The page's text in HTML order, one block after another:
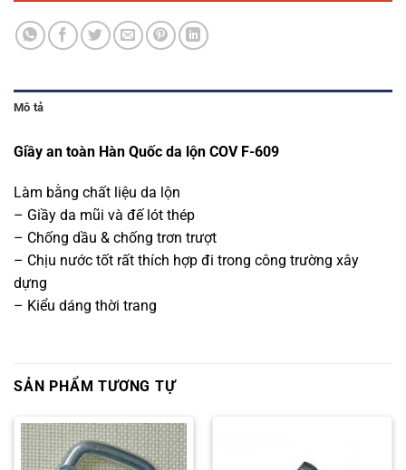
Mô tả
Giầy an toàn Hàn Quốc da lộn COV F-609
Làm bằng chất liệu da lộn
– Giầy da mũi và đế lót thép
– Chống dầu & chống trơn trượt
– Chịu nước tốt rất thích hợp đi trong công trường xây
dựng
– Kiểu dáng thời trang
SẢN PHẨM TƯƠNG TỰ